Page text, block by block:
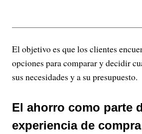
El objetivo es que los clientes
opciones para comparar y decidir
sus necesidades y a su presupuesto.
El ahorro como parte
experiencia de compra